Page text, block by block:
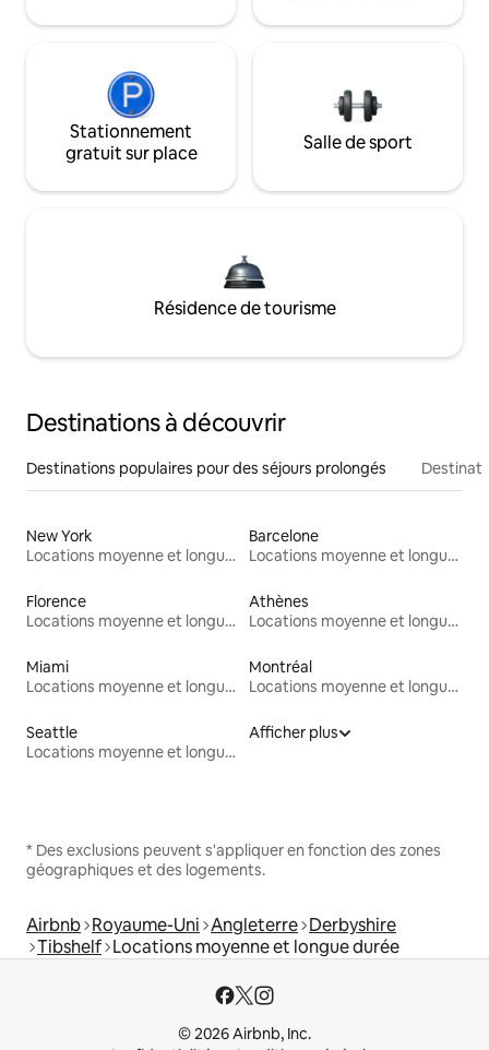
Stationnement
gratuit sur place
Salle de sport
Résidence de tourisme
Destinations à découvrir
Destinations populaires pour des séjours prolongés
New York
Locations moyenne et longue durée
Barcelone
Locations moyenne et longue durée
Florence
Locations moyenne et longue durée
Athènes
Locations moyenne et longue durée
Miami
Locations moyenne et longue durée
Montréal
Locations moyenne et longue durée
Seattle
Locations moyenne et longue durée
Afficher plus
* Des exclusions peuvent s'appliquer en fonction des zones
géographiques et des logements.
Airbnb Royaume-Uni Angleterre Derbyshire
Tibshelf Locations moyenne et longue durée
© 2026 Airbnb, Inc.